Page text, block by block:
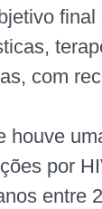
final
com
houve
por
entre